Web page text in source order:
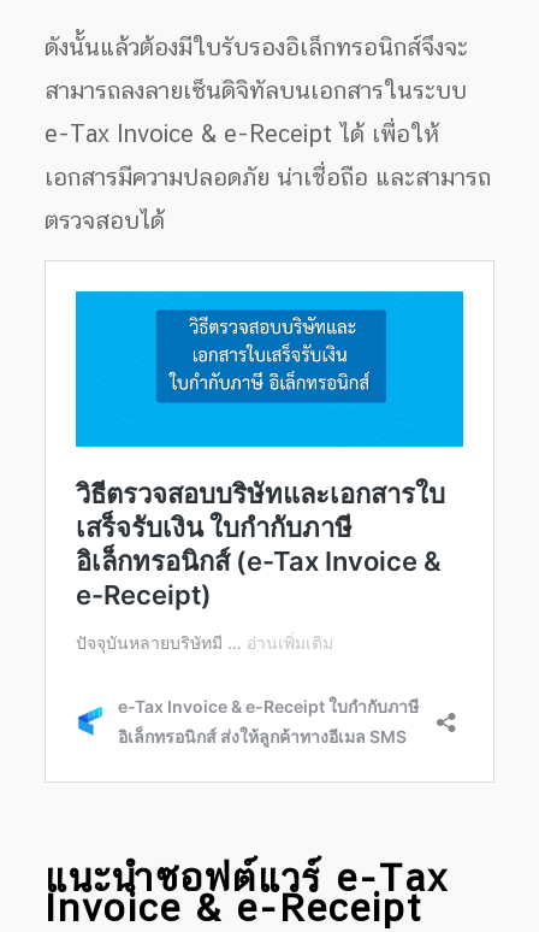
ดังนั้นแล้วต้องมีใบรับรองอิเล็กทรอนิกส์จึงจะ
สามารถลงลายเซ็นดิจิทัลบนเอกสารในระบบ
e-Tax Invoice & e-Receipt ได้ เพื่อให้
เอกสารมีความปลอดภัย น่าเชื่อถือ และสามารถ
ตรวจสอบได้
แนะนำซอฟต์แวร์ e-Tax
Invoice & e-Receipt